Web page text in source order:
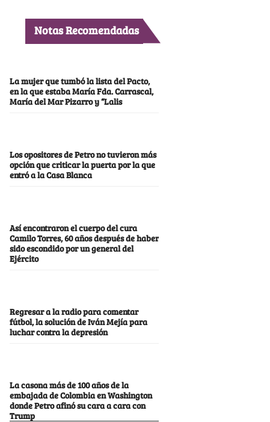
Notas Recomendadas
La mujer que tumbó la lista del Pacto,
en la que estaba María Fda. Carrascal,
María del Mar Pizarro y “Lalis
Los opositores de Petro no tuvieron más
opción que criticar la puerta por la que
entró a la Casa Blanca
Así encontraron el cuerpo del cura
Camilo Torres, 60 años después de haber
sido escondido por un general del
Ejército
Regresar a la radio para comentar
fútbol, la solución de Iván Mejía para
luchar contra la depresión
La casona más de 100 años de la
embajada de Colombia en Washington
donde Petro afinó su cara a cara con
Trump